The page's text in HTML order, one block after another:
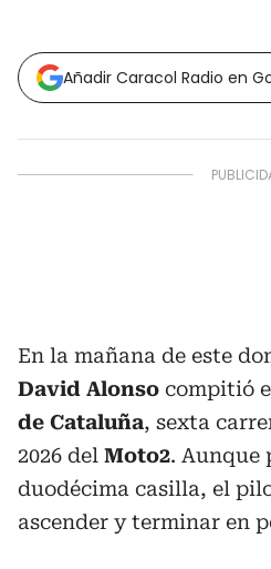
Añadir Caracol Radio en
En la mañana de este
David Alonso compitió
de Cataluña, sexta
2026 del Moto2. Aunque
duodécima casilla, el
ascender y terminar en